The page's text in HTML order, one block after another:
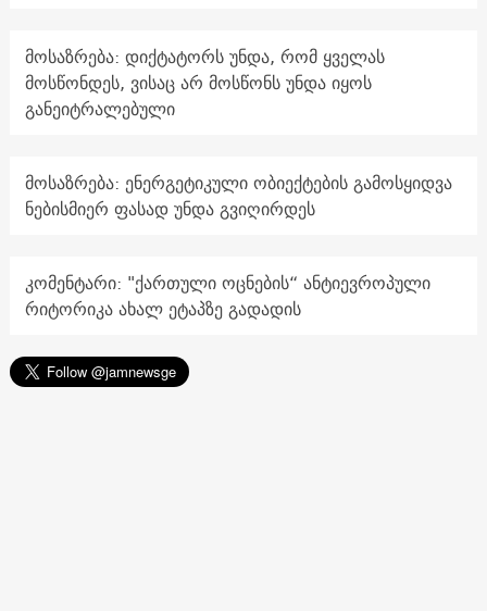
მოსაზრება: დიქტატორს უნდა, რომ ყველას
მოსწონდეს, ვისაც არ მოსწონს უნდა იყოს
განეიტრალებული
მოსაზრება: ენერგეტიკული ობიექტების გამოსყიდვა
ნებისმიერ ფასად უნდა გვიღირდეს
კომენტარი: "ქართული ოცნების“ ანტიევროპული
რიტორიკა ახალ ეტაპზე გადადის